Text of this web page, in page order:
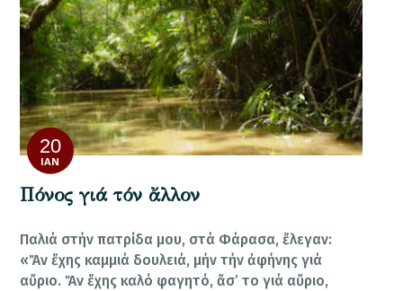
20
ΙΑΝ
Πόνος γιά τόν ἄλλον
Παλιά στήν πατρίδα μου, στά Φάρασα, ἔλεγαν:
«Ἄν ἔχης καμμιά δουλειά, μήν τήν ἀφήνης γιά
αὔριο. Ἄν ἔχης καλό φαγητό, ἄσ’ το γιά αὔριο,